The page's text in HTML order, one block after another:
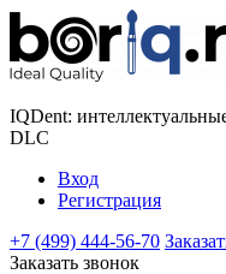
IQDent:
DLC
Вход
Регистрация
+7 (499) 444-56-70
Заказать звонок